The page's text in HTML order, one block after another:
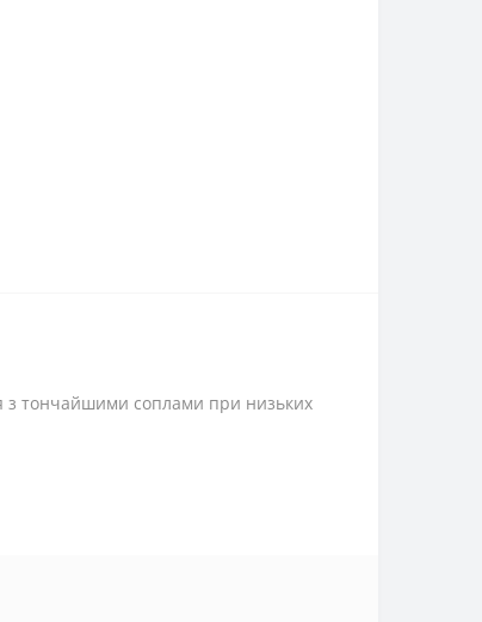
з тончайшими соплами при низьких